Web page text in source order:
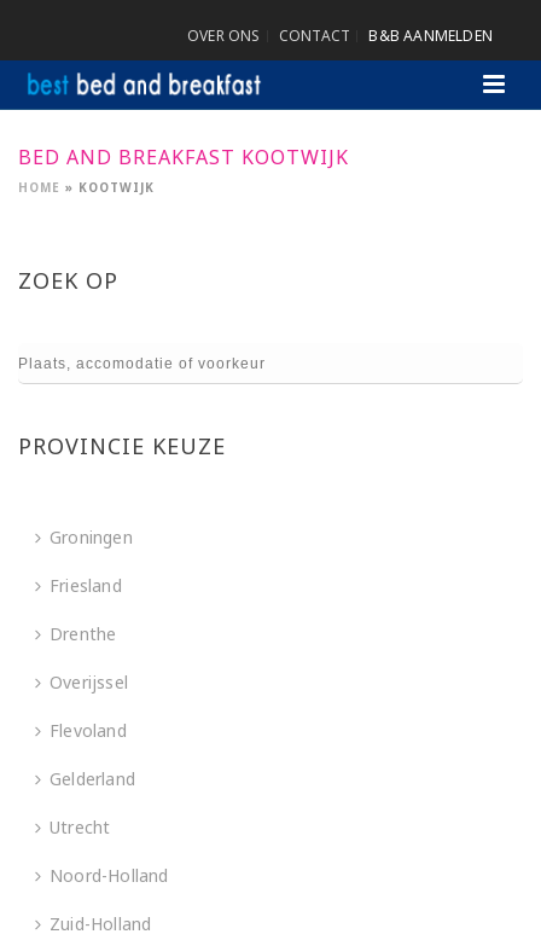
OVER ONS CONTACT B&B AANMELDEN
BED AND BREAKFAST KOOTWIJK
HOME » KOOTWIJK
ZOEK OP
PROVINCIE KEUZE
Groningen
Friesland
Drenthe
Overijssel
Flevoland
Gelderland
Utrecht
Noord-Holland
Zuid-Holland